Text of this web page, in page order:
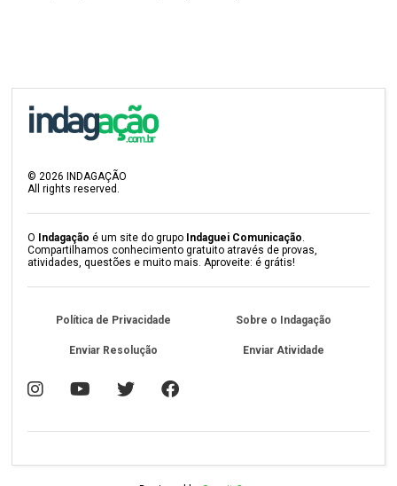
©2026 INDAGAÇÃO
All rights reserved.
O Indagação é um site do grupo Indaguei Comunicação.
Compartilhamos conhecimento gratuito através de provas,
atividades, questões e muito mais. Aproveite: é grátis!
Política de Privacidade Sobre o Indagação
Enviar Resolução Enviar Atividade